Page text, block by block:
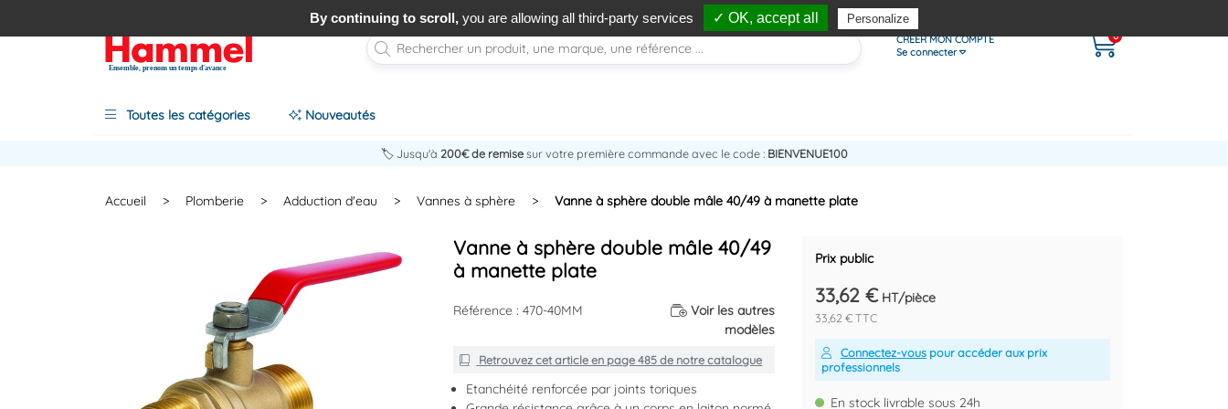
Ensemble, prenons un temps d'avance
CRÉER MON COMPTE
Se connecter
0
Toutes les catégories Nouveautés
🏷️ Jusqu'à 200€ de remisesur votre première commande avec le code : BIENVENUE100
Accueil > Plomberie > Adduction d'eau > Vannes à sphère > Vanne à sphère double mâle 40/49 à manette plate
Vanne à sphère double mâle 40/49
à manette plate
Référence : 470-40MM
Voir les autres
modèles
Retrouvez cet article en page 485de notre catalogue
Etanchéité renforcée par joints toriques
Prix public
33,62 €HT/pièce
33,62 € TTC
Connectez-vouspour accéder aux prix
professionnels
En stock livrable sous 24h
By continuing to scroll,you are allowing all third-party services ✓ OK, accept all Personalize